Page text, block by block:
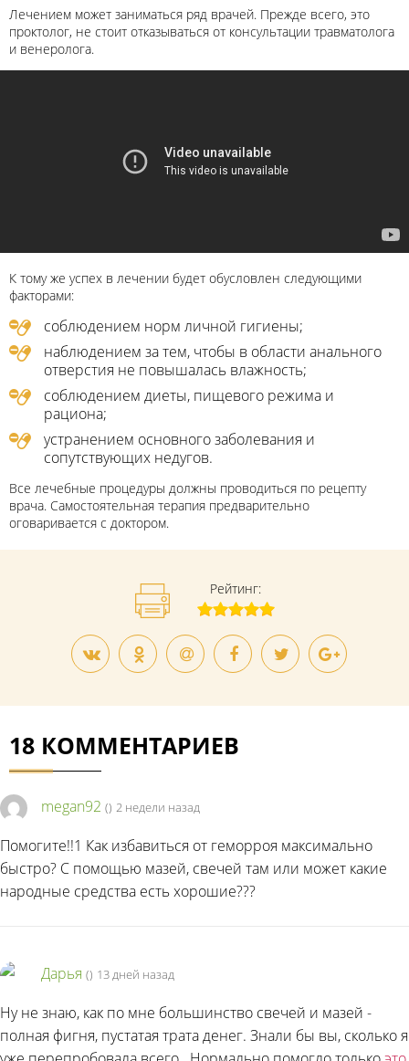
Лечением может заниматься ряд врачей. Прежде всего, это
проктолог, не стоит отказываться от консультации травматолога
и венеролога.
К тому же успех в лечении будет обусловлен следующими
факторами:
соблюдением норм личной гигиены;
наблюдением за тем, чтобы в области анального
отверстия не повышалась влажность;
соблюдением диеты, пищевого режима и
рациона;
устранением основного заболевания и
сопутствующих недугов.
Все лечебные процедуры должны проводиться по рецепту
врача. Самостоятельная терапия предварительно
оговаривается с доктором.
Рейтинг:
18 КОММЕНТАРИЕВ
megan92 () 2 недели назад
Помогите!!1 Как избавиться от геморроя максимально
быстро? С помощью мазей, свечей там или может какие
народные средства есть хорошие???
Дарья () 13 дней назад
Ну не знаю, как по мне большинство свечей и мазей -
полная фигня, пустатая трата денег. Знали бы вы, сколько я